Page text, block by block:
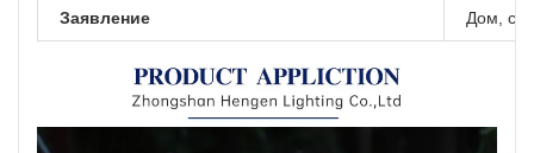
Заявление Дом,